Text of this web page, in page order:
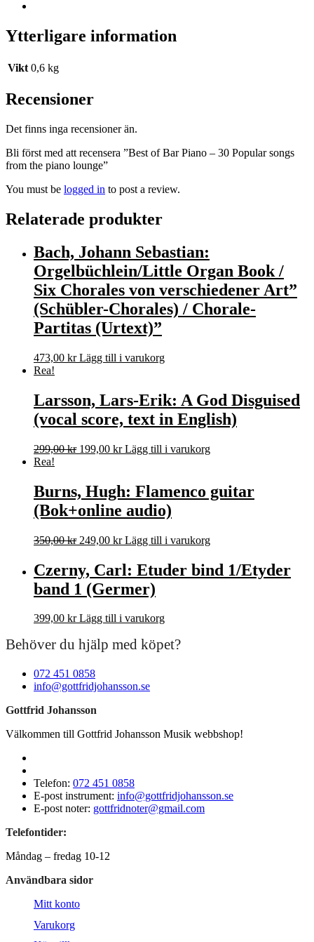
Ytterligare information
Vikt 0,6 kg
Recensioner
Det finns inga recensioner än.
Bli först med att recensera ”Best of Bar Piano – 30 Popular songs
from the piano lounge”
You must be logged in to post a review.
Relaterade produkter
Bach, Johann Sebastian:
Orgelbüchlein/Little Organ Book /
Six Chorales von verschiedener Art”
(Schübler-Chorales) / Chorale-
Partitas (Urtext)”
473,00 kr Lägg till i varukorg
Rea!
Larsson, Lars-Erik: A God Disguised
(vocal score, text in English)
299,00kr Det
var:
299,00 kr.
199,00 krDet
199,00 kr.
Lägg till i varukorg
Rea!
Burns, Hugh: Flamenco guitar
(Bok+online audio)
350,00kr Det
priset
var:
350,00 kr.
249,00 krDet
priset
är:
249,00 kr.
Lägg till i varukorg
Czerny, Carl: Etuder bind 1/Etyder
band 1 (Germer)
399,00 kr Lägg till i varukorg
Behöver du hjälp med köpet?
072 451 0858
info@gottfridjohansson.se
Gottfrid Johansson
Välkommen till Gottfrid Johansson Musik webbshop!
Telefon: 072 451 0858
E-post instrument: info@gottfridjohansson.se
E-post noter: gottfridnoter@gmail.com
Telefontider:
Måndag – fredag 10-12
Användbara sidor
Mitt konto
Varukorg